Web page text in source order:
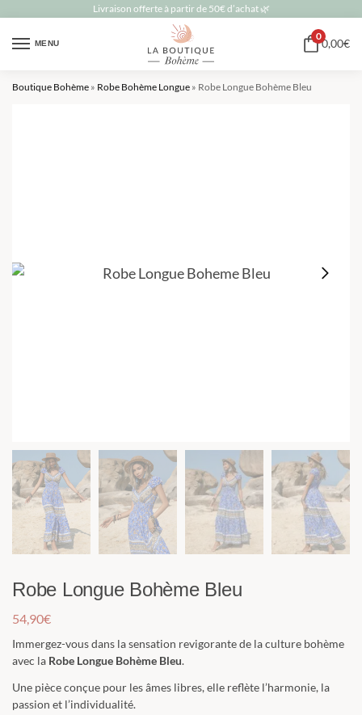
Livraison offerte à partir de 50€ d’achat 🌿
MENU
0
0,00€
Boutique Bohème » Robe Bohème Longue » Robe Longue Bohème Bleu
Robe Longue Bohème Bleu
54,90€
Immergez-vous dans la sensation revigorante de la culture bohème
avec la Robe Longue Bohème Bleu.
Une pièce conçue pour les âmes libres, elle reflète l’harmonie, la
passion et l’individualité.